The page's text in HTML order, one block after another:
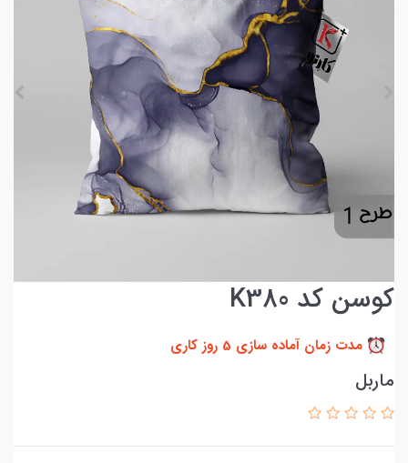
کوسن کد K380
مدت زمان آماده سازی 5 روز کاری
ماربل